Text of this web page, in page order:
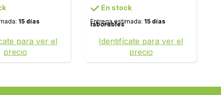
15 días
para ver el
precio
FIELTRO BEIGE
En stock
Entrega estimada: 15 días
laborables
Identifícate para ver el
precio